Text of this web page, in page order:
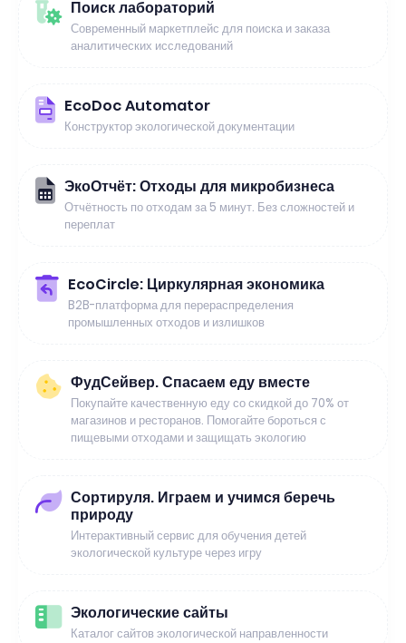
Поиск лабораторий
Современный маркетплейс для поиска и заказа
аналитических исследований
EcoDoc Automator
Конструктор экологической документации
ЭкоОтчёт: Отходы для микробизнеса
Отчётность по отходам за 5 минут. Без сложностей и
переплат
EcoCircle: Циркулярная экономика
B2B-платформа для перераспределения
промышленных отходов и излишков
ФудСейвер. Спасаем еду вместе
Покупайте качественную еду со скидкой до 70% от
магазинов и ресторанов. Помогайте бороться с
пищевыми отходами и защищать экологию
Сортируля. Играем и учимся беречь
природу
Интерактивный сервис для обучения детей
экологической культуре через игру
Экологические сайты
Каталог сайтов экологической направленности